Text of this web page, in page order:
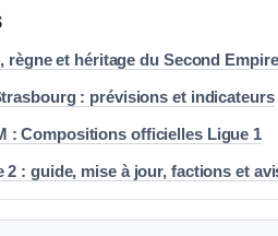
règne et héritage du Second Empire
: prévisions et indicateurs
: Compositions officielles Ligue 1
2 : guide, mise à jour, factions et